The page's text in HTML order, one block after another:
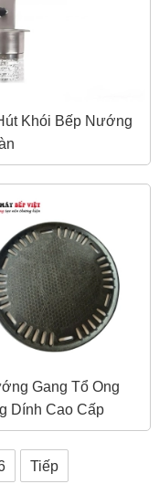
Khói Bếp Nướng
Gang Tổ Ong
Dính Cao Cấp
Tiếp